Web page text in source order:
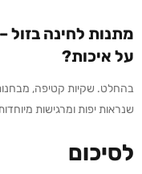
מתנות לחינה בזול–
על איכות?
בהחלט. שקיות קטיפה,
שנראות יפות ומרגישות
לסיכום